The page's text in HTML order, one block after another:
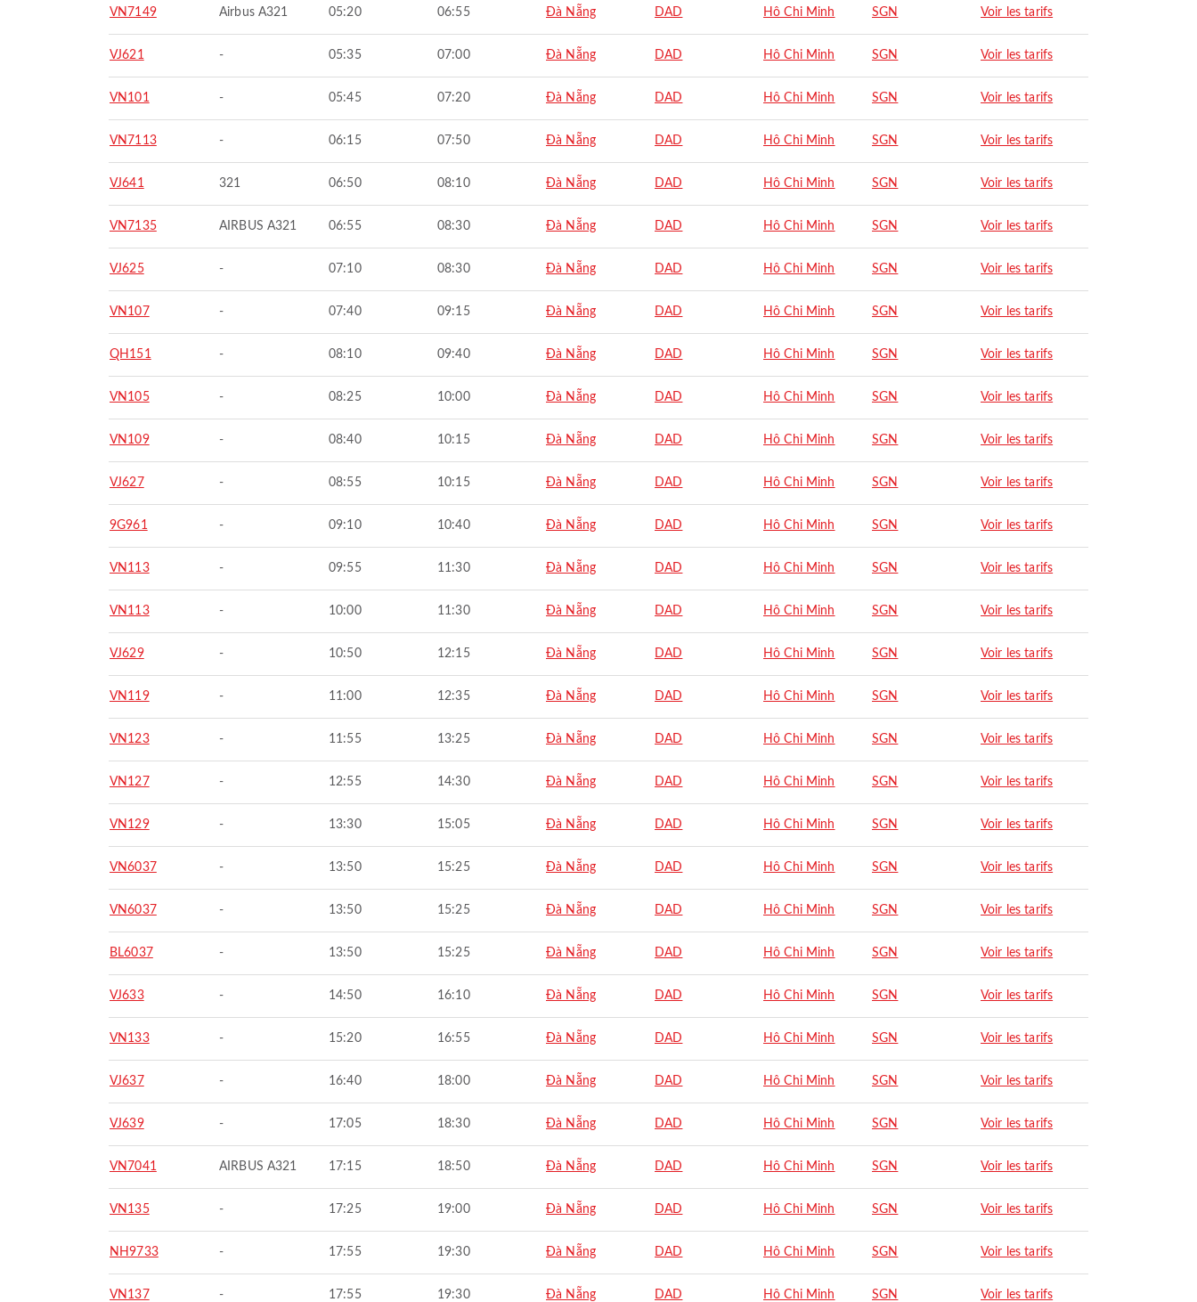
VN7149 Airbus A321 05:20 06:55 Đà Nẵng DAD Hô Chi Minh SGN Voir les tarifs
VJ621 - 05:35 07:00 Đà Nẵng DAD Hô Chi Minh SGN Voir les tarifs
VN101 - 05:45 07:20 Đà Nẵng DAD Hô Chi Minh SGN Voir les tarifs
VN7113 - 06:15 07:50 Đà Nẵng DAD Hô Chi Minh SGN Voir les tarifs
VJ641 321 06:50 08:10 Đà Nẵng DAD Hô Chi Minh SGN Voir les tarifs
VN7135 AIRBUS A321 06:55 08:30 Đà Nẵng DAD Hô Chi Minh SGN Voir les tarifs
VJ625 - 07:10 08:30 Đà Nẵng DAD Hô Chi Minh SGN Voir les tarifs
VN107 - 07:40 09:15 Đà Nẵng DAD Hô Chi Minh SGN Voir les tarifs
QH151 - 08:10 09:40 Đà Nẵng DAD Hô Chi Minh SGN Voir les tarifs
VN105 - 08:25 10:00 Đà Nẵng DAD Hô Chi Minh SGN Voir les tarifs
VN109 - 08:40 10:15 Đà Nẵng DAD Hô Chi Minh SGN Voir les tarifs
VJ627 - 08:55 10:15 Đà Nẵng DAD Hô Chi Minh SGN Voir les tarifs
9G961 - 09:10 10:40 Đà Nẵng DAD Hô Chi Minh SGN Voir les tarifs
VN113 - 09:55 11:30 Đà Nẵng DAD Hô Chi Minh SGN Voir les tarifs
VN113 - 10:00 11:30 Đà Nẵng DAD Hô Chi Minh SGN Voir les tarifs
VJ629 - 10:50 12:15 Đà Nẵng DAD Hô Chi Minh SGN Voir les tarifs
VN119 - 11:00 12:35 Đà Nẵng DAD Hô Chi Minh SGN Voir les tarifs
VN123 - 11:55 13:25 Đà Nẵng DAD Hô Chi Minh SGN Voir les tarifs
VN127 - 12:55 14:30 Đà Nẵng DAD Hô Chi Minh SGN Voir les tarifs
VN129 - 13:30 15:05 Đà Nẵng DAD Hô Chi Minh SGN Voir les tarifs
VN6037 - 13:50 15:25 Đà Nẵng DAD Hô Chi Minh SGN Voir les tarifs
VN6037 - 13:50 15:25 Đà Nẵng DAD Hô Chi Minh SGN Voir les tarifs
BL6037 - 13:50 15:25 Đà Nẵng DAD Hô Chi Minh SGN Voir les tarifs
VJ633 - 14:50 16:10 Đà Nẵng DAD Hô Chi Minh SGN Voir les tarifs
VN133 - 15:20 16:55 Đà Nẵng DAD Hô Chi Minh SGN Voir les tarifs
VJ637 - 16:40 18:00 Đà Nẵng DAD Hô Chi Minh SGN Voir les tarifs
VJ639 - 17:05 18:30 Đà Nẵng DAD Hô Chi Minh SGN Voir les tarifs
VN7041 AIRBUS A321 17:15 18:50 Đà Nẵng DAD Hô Chi Minh SGN Voir les tarifs
VN135 - 17:25 19:00 Đà Nẵng DAD Hô Chi Minh SGN Voir les tarifs
NH9733 - 17:55 19:30 Đà Nẵng DAD Hô Chi Minh SGN Voir les tarifs
VN137 - 17:55 19:30 Đà Nẵng DAD Hô Chi Minh SGN Voir les tarifs